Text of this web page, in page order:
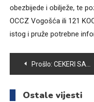
obezbijede i obilježe, te
OCCZ Vogošća ili 121
istog i pruže potrebne
Navigacija
članaka
Prošlo: CEKERI SA CITATIMA LEJLE MOTORUGE ZA POMOĆ DJECI KOJA SE LIJEČE OD MALIGNIH OBOLJENJA
Ostale vijesti